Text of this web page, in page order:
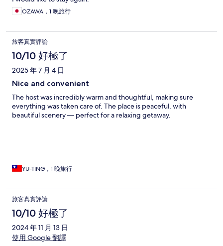
OZAWA，1 晚旅行
旅客真實評論
10/10 好極了
2025 年 7 月 4 日
Nice and convenient
The host was incredibly warm and thoughtful, making sure
everything was taken care of. The place is peaceful, with
beautiful scenery — perfect for a relaxing getaway.
YU-TING，1 晚旅行
旅客真實評論
10/10 好極了
2024 年 11 月 13 日
使用 Google 翻譯